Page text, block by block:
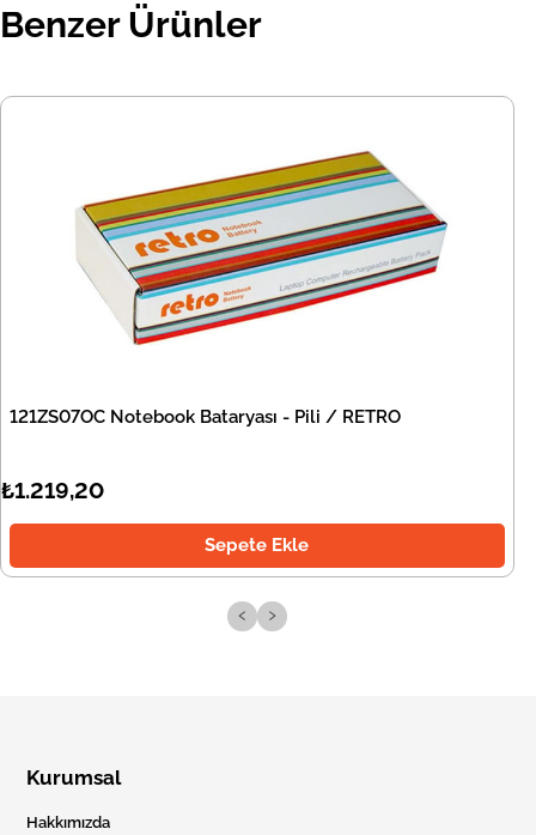
Benzer Ürünler
121ZS07OC Notebook Bataryası - Pili / RETRO
₺1.219,20
Sepete Ekle
‹ ›
Kurumsal
Hakkımızda